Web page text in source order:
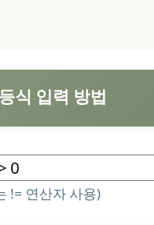
식 입력 방법
!= 연산자 사용)